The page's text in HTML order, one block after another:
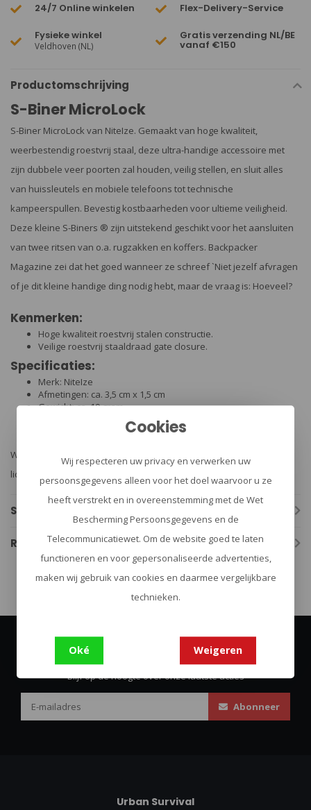
24/7 Online winkelen Flex-Delivery-Service
Fysieke winkel
Veldhoven (NL)
Gratis verzending NL/BE
vanaf €150
Productomschrijving
S-Biner MicroLock
S-Biner MicroLock van NiteIze. Gemaakt van hoge kwaliteit,
weerbestendig roestvrij staal, deze ultra-handige accessoire met
zijn dubbele veer poorten zal houden, veilig stellen, en sluit alles
van huissleutels en mobiele telefoons tot technische
kampeerspullen. Bevestig kostbaarheden voor ultieme veiligheid.
Deze kleine S-Biners ® zijn uitstekend geschikt voor het aansluiten
van twee ritsen van o.a. rugzakken en koffers. Backpacker
Magazine zei dat het goed wanneer ze schreef `Niet jezelf afvragen
of je dit kleine handige ding nodig hebt, maar de vraag is: Hoeveel?
Kenmerken:
Hoge kwaliteit roestvrij stalen constructie.
Veilige roestvrij staaldraad gate closure.
Specificaties:
Merk: NiteIze
Afmetingen: ca. 3,5 cm x 1,5 cm
Gewicht: ca. 10 gram
Waarschuwing: Niet voor gebruik waar losschieten kan leiden tot
lichamelijk letsel of materiële schade. Niet voor klimmen.
Specificaties
Reviews
Abonneer je op onze nieuwsbrief
Blijf op de hoogte over onze laatste acties
Abonneer
Urban Survival
Cookies
Wij respecteren uw privacy en verwerken uw
persoonsgegevens alleen voor het doel waarvoor u ze
heeft verstrekt en in overeenstemming met de Wet
Bescherming Persoonsgegevens en de
Telecommunicatiewet. Om de website goed te laten
functioneren en voor gepersonaliseerde advertenties,
maken wij gebruik van cookies en daarmee vergelijkbare
technieken.
Oké Weigeren